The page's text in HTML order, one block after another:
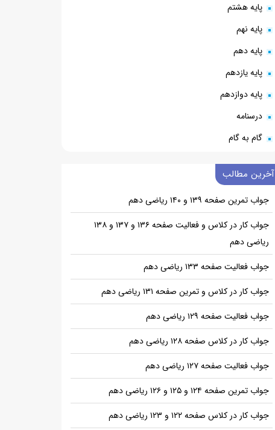
پایه هشتم
پایه نهم
پایه دهم
پایه یازدهم
پایه دوازدهم
درسنامه
گام به گام
آخرین مطالب
جواب تمرین صفحه ۱۳۹ و ۱۴۰ ریاضی دهم
جواب کار در کلاس و فعالیت صفحه ۱۳۶ و ۱۳۷ و ۱۳۸
ریاضی دهم
جواب فعالیت صفحه ۱۳۳ ریاضی دهم
جواب کار در کلاس و تمرین صفحه ۱۳۱ ریاضی دهم
جواب فعالیت صفحه ۱۲۹ ریاضی دهم
جواب کار در کلاس صفحه ۱۲۸ ریاضی دهم
جواب فعالیت صفحه ۱۲۷ ریاضی دهم
جواب تمرین صفحه ۱۲۴ و ۱۲۵ و ۱۲۶ ریاضی دهم
جواب کار در کلاس صفحه ۱۲۲ و ۱۲۳ ریاضی دهم